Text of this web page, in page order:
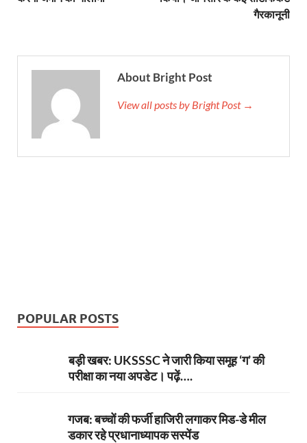
गैरकानूनी
About Bright Post
View all posts by Bright Post →
POPULAR POSTS
बड़ी खबर: UKSSSC ने जारी किया समूह ‘ग’ की
परीक्षा का नया अपडेट। पढ़ें….
गजब: बच्चों की फर्जी हाजिरी लगाकर मिड-डे मील
डकार रहे प्रधानाध्यापक सस्पेंड